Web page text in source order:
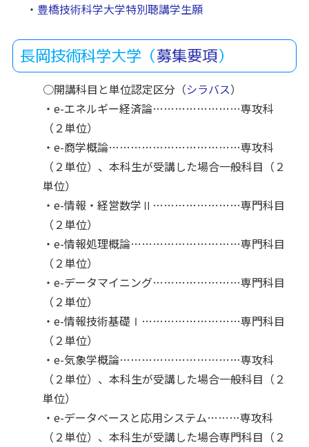
・ 豊橋技術科学大学特別聴講学生願
長岡技術科学大学（募集要項）
○開講科目と単位認定区分（シラバス）
・e-エネルギー経済論……………………専攻科
（２単位）
・e-商学概論………………………………専攻科
（２単位）、本科生が受講した場合一般科目（２
単位）
・e-情報・経営数学Ⅱ……………………専門科目
（２単位）
・e-情報処理概論…………………………専門科目
（２単位）
・e-データマイニング……………………専門科目
（２単位）
・e-情報技術基礎Ⅰ………………………専門科目
（２単位）
・e-気象学概論……………………………専攻科
（２単位）、本科生が受講した場合一般科目（２
単位）
・e-データベースと応用システム………専攻科
（２単位）、本科生が受講した場合専門科目（２